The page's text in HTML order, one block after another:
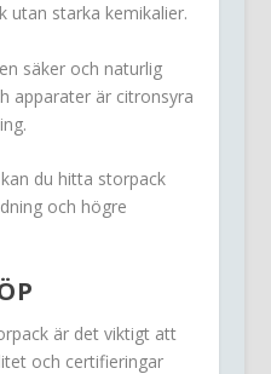
utan starka kemikalier.
säker och naturlig
apparater är citronsyra
kan du hitta storpack
och högre
är det viktigt att
och certifieringar